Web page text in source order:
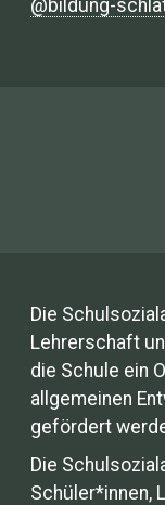
@bildung-
Die
Lehrerschaft
die Schule ein
allgemeinen
gefördert
Die
Schüler*innen,